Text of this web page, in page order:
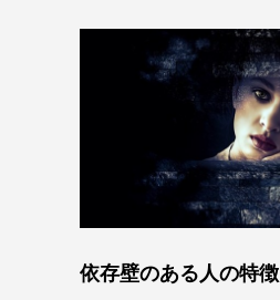
依存壁のある人の特徴